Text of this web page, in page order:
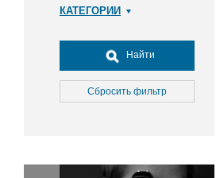
КАТЕГОРИИ
Досуг, туризм и отдых
Культура
Медицина
Окружающая среда
Найти
Сбросить фильтр